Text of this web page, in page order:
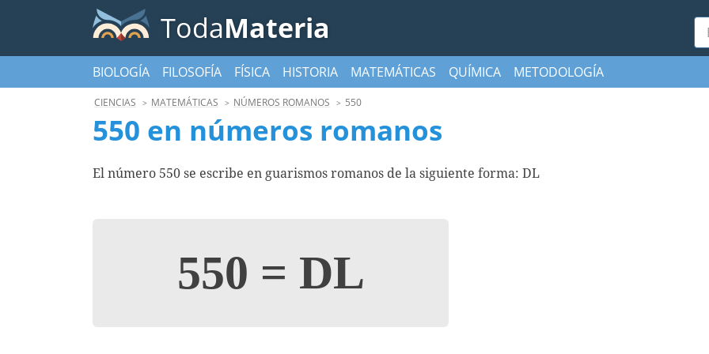
TodaMateria
BIOLOGÍA FILOSOFÍA FÍSICA HISTORIA MATEMÁTICAS QUÍMICA METODOLOGÍA
CIENCIAS MATEMÁTICAS NÚMEROS ROMANOS 550
550 en números romanos
El número 550 se escribe en guarismos romanos de la siguiente forma: DL
550 = DL